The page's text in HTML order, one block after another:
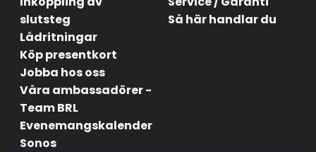
slutsteg
Lådritningar
Köp presentkort
Jobba hos oss
Våra ambassadörer -
Team BRL
Evenemangskalender
Sonos
Så här handlar du